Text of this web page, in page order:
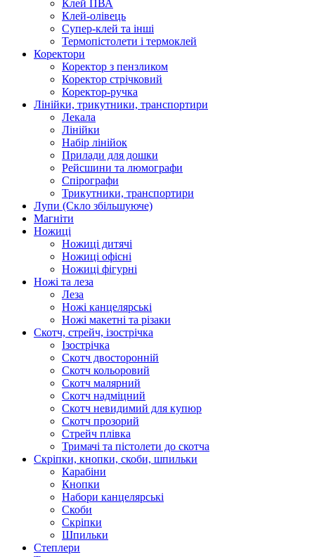
Клей ПВА
Клей-олівець
Супер-клей та інші
Термопістолети і термоклей
Коректори
Коректор з пензликом
Коректор стрічковий
Коректор-ручка
Лінійки, трикутники, транспортири
Лекала
Лінійки
Набір лінійок
Прилади для дошки
Рейсшини та люмографи
Спірографи
Трикутники, транспортири
Лупи (Скло збільшуюче)
Магніти
Ножиці
Ножиці дитячі
Ножиці офісні
Ножиці фігурні
Ножі та леза
Леза
Ножі канцелярські
Ножі макетні та різаки
Скотч, стрейч, ізострічка
Ізострічка
Скотч двосторонній
Скотч кольоровий
Скотч малярний
Скотч надміцний
Скотч невидимий для купюр
Скотч прозорий
Стрейч плівка
Тримачі та пістолети до скотча
Скріпки, кнопки, скоби, шпильки
Карабіни
Кнопки
Набори канцелярські
Скоби
Скріпки
Шпильки
Степлери